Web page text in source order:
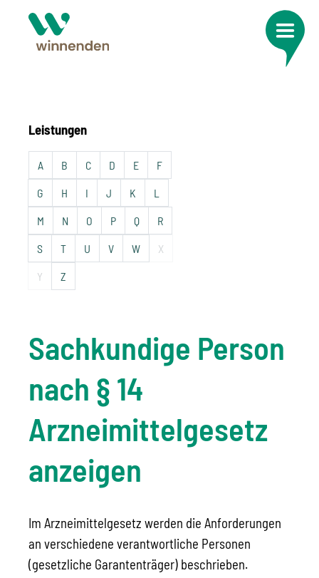
Leistungen
A B C D E F
G H I J K L
M N O P Q R
S T U V W X
Y Z
Sachkundige Person
nach § 14
Arzneimittelgesetz
anzeigen
Im Arzneimittelgesetz werden die Anforderungen
an verschiedene verantwortliche Personen
(gesetzliche Garantenträger) beschrieben.